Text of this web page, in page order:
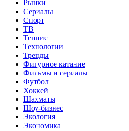
Рынки
Сериалы
Спорт
ТВ
Теннис
Технологии
Тренды
Фигурное катание
Фильмы и сериалы
Футбол
Хоккей
Шахматы
Шоу-бизнес
Экология
Экономика